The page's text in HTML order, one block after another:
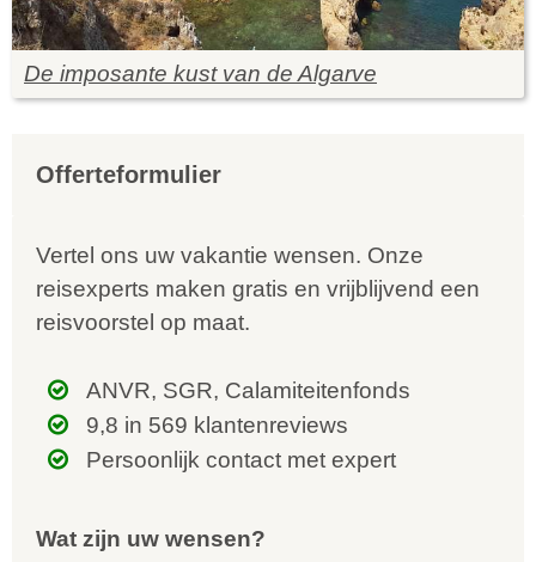
De imposante kust van de Algarve
Offerteformulier
Vertel ons uw vakantie wensen. Onze
reisexperts maken gratis en vrijblijvend een
reisvoorstel op maat.
ANVR, SGR, Calamiteitenfonds
9,8 in 569 klantenreviews
Persoonlijk contact met expert
Wat zijn uw wensen?